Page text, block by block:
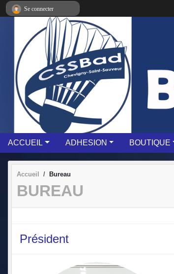
ACCUEIL ADHESION BOUTIQUE
Accueil Bureau
BUREAU
Président
Se connecter
Panneau de gestion des cookies